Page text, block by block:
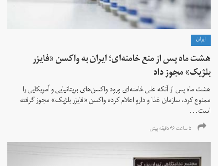
ايران
هشت ماه پس از منع خامنه‌ای؛ ایران به واکسن «فایزر
بلژیک» مجوز داد
هشت ماه پس از آنکه علی خامنه‌ای ورود واکسن‌های بریتانیایی و آمریکایی را
ممنوع کرد، سازمان غذا و دارو اعلام کرده واکسن «فایزر بلژیک» مجوز گرفته
است...
۵ ساعت ۴۶ دقیقه پیش